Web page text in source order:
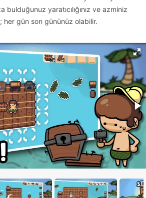
bulduğunuz yaratıcılığınız ve azminiz
her gün son gününüz olabilir.